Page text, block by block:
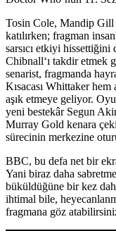
Tosin Cole, Mandip Gill
katılırken; fragman
sarsıcı etkiyi
Chibnall‘ı takdir etmek
senarist, fragmanda
Kısacası Whittaker
aşık etmeye geliyor.
yeni bestekâr Segun
Murray Gold kenara
sürecinin merkezine
BBC, bu defa net bir
Yani biraz daha
büküldüğüne bir kez
ihtimal bile,
fragmana göz